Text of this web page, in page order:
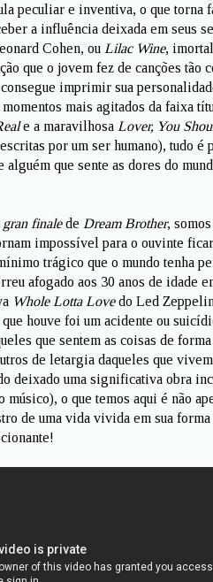
peculiar e inventiva, o que torna
a influência deixada em seus
Cohen, ou Lilac Wine,
que o jovem fez de canções tão
imprimir sua
momentos mais agitados da faixa
e a maravilhosa Lover, You
por um ser humano), tudo é
que sente as dores do
gran finalede Dream Brother,
impossível para o ouvinte
trágico que o mundo tenha
afogado aos 30 anos de idade
Whole Lotta Lovedo Led
houve foi um acidente ou
que sentem as coisas de
de letargia daqueles que
deixado uma significativa obra
o que temos aqui é não
de uma vida vivida em sua